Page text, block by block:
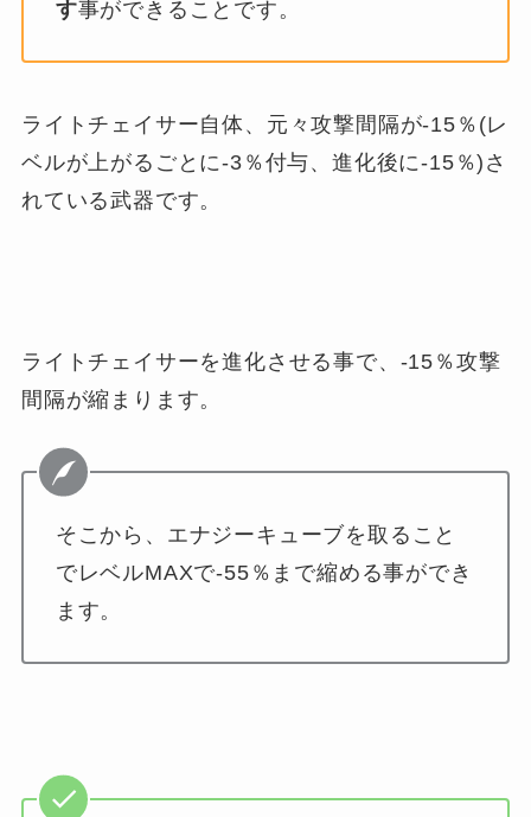
す事ができることです。
ライトチェイサー自体、元々攻撃間隔が-15％(レ
ベルが上がるごとに-3％付与、進化後に-15％)さ
れている武器です。
ライトチェイサーを進化させる事で、-15％攻撃
間隔が縮まります。
そこから、エナジーキューブを取ること
でレベルMAXで-55％まで縮める事ができ
ます。